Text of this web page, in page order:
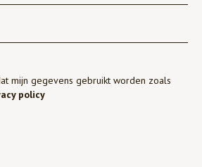
mijn gegevens gebruikt worden zoals
policy